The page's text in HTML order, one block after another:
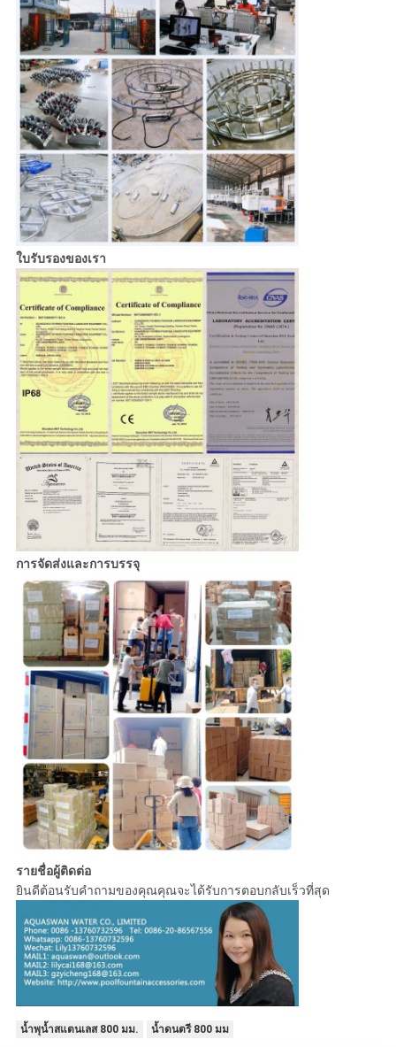
ใบรับรองของเรา
การจัดส่งและการบรรจุ
รายชื่อผู้ติดต่อ
ยินดีต้อนรับคำถามของคุณคุณจะได้รับการตอบกลับเร็วที่สุด
น้ำพุน้ำสแตนเลส 800 มม. น้ำดนตรี 800 มม